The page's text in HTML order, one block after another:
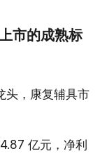
市的成熟标
头，康复辅具市
亿元，净利